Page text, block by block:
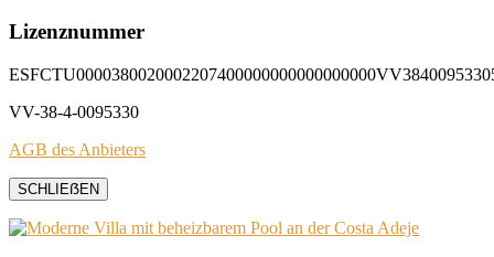
Lizenznummer
VV-38-4-0095330
AGB des Anbieters
SCHLIEẞEN